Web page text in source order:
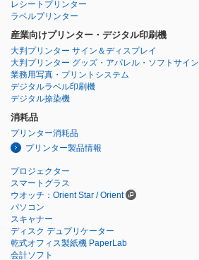
レシートプリンター
ラベルプリンター
産業向けプリンター・デジタル印刷機
大判プリンター サイン＆ディスプレイ
大判プリンター グッズ・アパレル・ソフトサイン
業務用写真・プリントシステム
デジタルラベル印刷機
デジタル捺染機
消耗品
プリンター消耗品
プリンター製品情報
プロジェクター
スマートグラス
ウオッチ：Orient Star / Orient
パソコン
スキャナー
ディスク デュプリケーター
乾式オフィス製紙機 PaperLab
会計ソフト